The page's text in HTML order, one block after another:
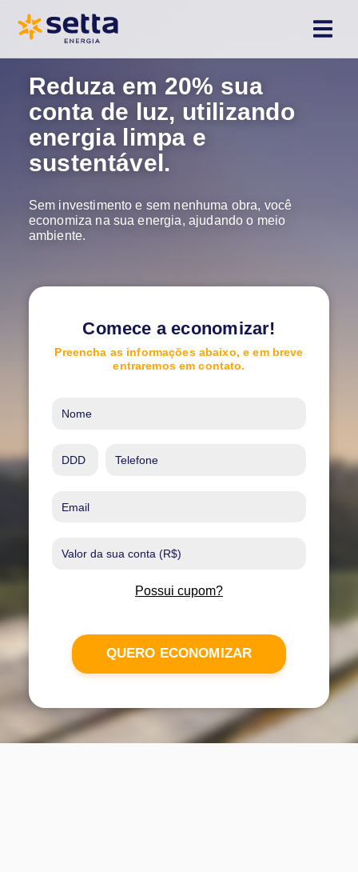
Reduza em 20% sua
conta de luz, utilizando
energia limpa e
sustentável.
Sem investimento e sem nenhuma obra, você
economiza na sua energia, ajudando o meio
ambiente.
Comece a economizar!
Preencha as informações abaixo, e em breve
entraremos em contato.
Possui cupom?
QUERO ECONOMIZAR